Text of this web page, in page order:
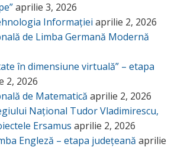
aprilie 3, 2026
Informației aprilie 2, 2026
de Limba Germană Modernă
în dimensiune virtuală” – etapa
2, 2026
de Matematică aprilie 2, 2026
Național Tudor Vladimirescu,
Ersamus aprilie 2, 2026
Engleză – etapa județeană aprilie